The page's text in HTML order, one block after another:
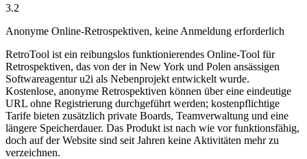
3.2
Anonyme Online-Retrospektiven, keine Anmeldung erforderlich
RetroTool ist ein reibungslos funktionierendes Online-Tool für
Retrospektiven, das von der in New York und Polen ansässigen
Softwareagentur u2i als Nebenprojekt entwickelt wurde.
Kostenlose, anonyme Retrospektiven können über eine eindeutige
URL ohne Registrierung durchgeführt werden; kostenpflichtige
Tarife bieten zusätzlich private Boards, Teamverwaltung und eine
längere Speicherdauer. Das Produkt ist nach wie vor funktionsfähig,
doch auf der Website sind seit Jahren keine Aktivitäten mehr zu
verzeichnen.